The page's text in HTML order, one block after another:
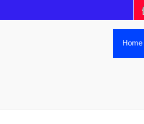
Home